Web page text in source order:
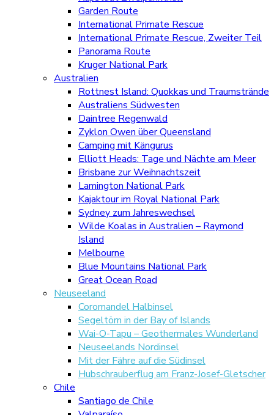
Garden Route
International Primate Rescue
International Primate Rescue, Zweiter Teil
Panorama Route
Kruger National Park
Australien
Rottnest Island: Quokkas und Traumstrände
Australiens Südwesten
Daintree Regenwald
Zyklon Owen über Queensland
Camping mit Kängurus
Elliott Heads: Tage und Nächte am Meer
Brisbane zur Weihnachtszeit
Lamington National Park
Kajaktour im Royal National Park
Sydney zum Jahreswechsel
Wilde Koalas in Australien – Raymond
Island
Melbourne
Blue Mountains National Park
Great Ocean Road
Neuseeland
Coromandel Halbinsel
Segeltörn in der Bay of Islands
Wai-O-Tapu – Geothermales Wunderland
Neuseelands Nordinsel
Mit der Fähre auf die Südinsel
Hubschrauberflug am Franz-Josef-Gletscher
Chile
Santiago de Chile